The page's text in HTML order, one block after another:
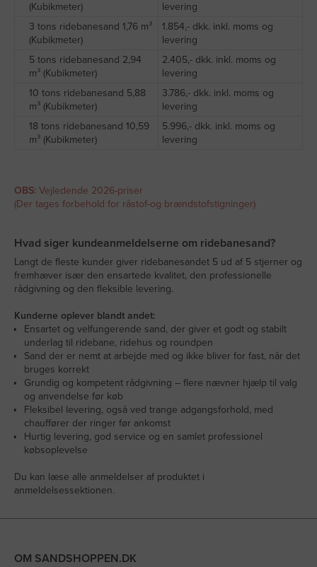
(Kubikmeter)
levering
3 tons ridebanesand 1,76 m³
(Kubikmeter)
1.854,- dkk. inkl. moms og
levering
5 tons ridebanesand 2,94
m³ (Kubikmeter)
2.405,- dkk. inkl. moms og
levering
10 tons ridebanesand 5,88
m³ (Kubikmeter)
3.786,- dkk. inkl. moms og
levering
18 tons ridebanesand 10,59
m³ (Kubikmeter)
5.996,- dkk. inkl. moms og
levering
OBS: Vejledende 2026-priser
(Der tages forbehold for råstof-og brændstofstigninger)
Hvad siger kundeanmeldelserne om ridebanesand?
Langt de fleste kunder giver ridebanesandet 5 ud af 5 stjerner og
fremhæver især den ensartede kvalitet, den professionelle
rådgivning og den fleksible levering.
Kunderne oplever blandt andet:
Ensartet og velfungerende sand, der giver et godt og stabilt
underlag til ridebane, ridehus og roundpen
Sand der er nemt at arbejde med og ikke bliver for fast, når det
bruges korrekt
Grundig og kompetent rådgivning – flere nævner hjælp til valg
og anvendelse før køb
Fleksibel levering, også ved trange adgangsforhold, med
chauffører der ringer før ankomst
Hurtig levering, god service og en samlet professionel
købsoplevelse
Du kan læse alle anmeldelser af produktet i
anmeldelsessektionen.
OM SANDSHOPPEN.DK